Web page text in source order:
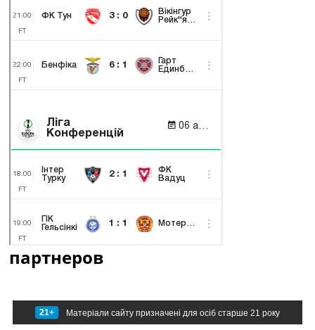
партнеров
21+ Матеріали сайту призначені для осіб старше 21 року